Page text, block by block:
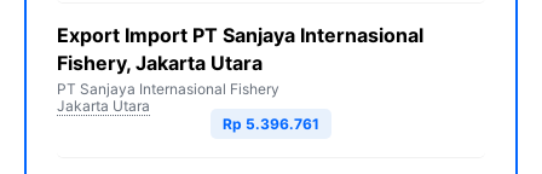
Export Import PT Sanjaya Internasional
Fishery, Jakarta Utara
PT Sanjaya Internasional Fishery
Jakarta Utara
Rp 5.396.761